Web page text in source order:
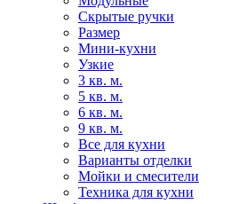
Скрытые ручки
Размер
Мини-кухни
Узкие
3 кв. м.
5 кв. м.
6 кв. м.
9 кв. м.
Все для кухни
Варианты отделки
Мойки и смесители
Техника для кухни